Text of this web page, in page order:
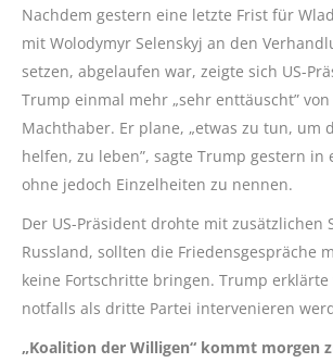
Nachdem gestern eine letzte Frist für
mit Wolodymyr Selenskyj an den
setzen, abgelaufen war, zeigte sich US-
Trump einmal mehr „sehr enttäuscht”
Machthaber. Er plane, „etwas zu tun, um
helfen, zu leben”, sagte Trump gestern in
ohne jedoch Einzelheiten zu nennen.
Der US-Präsident drohte mit zusätzlichen
Russland, sollten die Friedensgespräche
keine Fortschritte bringen. Trump
notfalls als dritte Partei intervenieren
„Koalition der Willigen“ kommt morgen